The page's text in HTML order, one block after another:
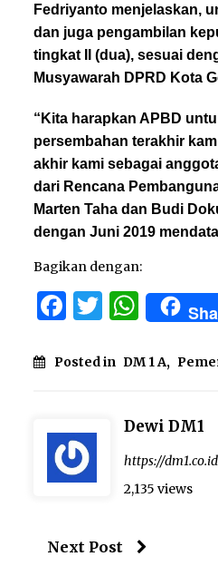
Fedriyanto menjelaskan,
dan juga pengambilan
tingkat II (dua), sesuai
Musyawarah DPRD Kota
“Kita harapkan APBD
persembahan terakhir
akhir kami sebagai
dari Rencana
Marten Taha dan Budi
dengan Juni 2019
Bagikan dengan:
Facebook
Twitter
Posted in DM 1 A,
Dewi DM1
https://dm1.co.id
2,135 views
Next Post